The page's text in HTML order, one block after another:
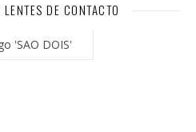
DE CONTACTO
'SAO DOIS'